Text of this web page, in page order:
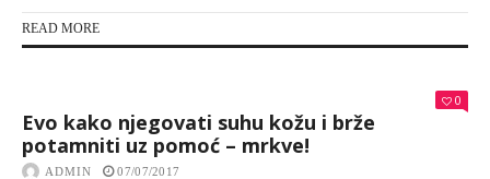
READ MORE
0
Evo kako njegovati suhu kožu i brže
potamniti uz pomoć – mrkve!
ADMIN 07/07/2017